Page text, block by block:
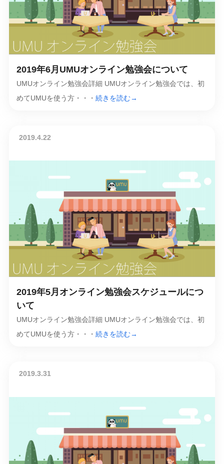
2019年6月UMUオンライン勉強会について
UMUオンライン勉強会詳細 UMUオンライン勉強会では、初
めてUMUを使う方・・・ 続きを読む→
2019.4.22
2019年5月オンライン勉強会スケジュールにつ
いて
UMUオンライン勉強会詳細 UMUオンライン勉強会では、初
めてUMUを使う方・・・ 続きを読む→
2019.3.31